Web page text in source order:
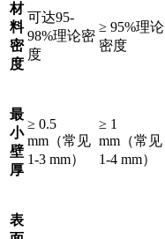
材
料
密
度
可达95-
98%理论密
度
≥ 95%理论
密度
最
小
壁
厚
≥ 0.5
mm（常见
1-3 mm）
≥ 1
mm（常见
1-4 mm）
表